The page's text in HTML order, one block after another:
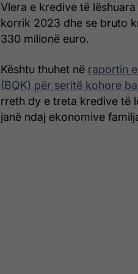
Vlera e kredive të
korrik 2023 dhe se bruto
330 milionë euro.
Kështu thuhet në raportin
(BQK) për seritë kohore
rreth dy e treta kredive të
janë ndaj ekonomive